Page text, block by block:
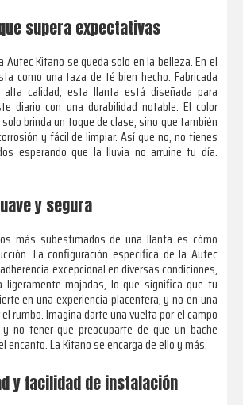
supera expectativas
Autec Kitano se queda solo en la belleza. En el
como una taza de té bien hecho. Fabricada
calidad, esta llanta está diseñada para
diario con una durabilidad notable. El color
brinda un toque de clase, sino que también
y fácil de limpiar. Así que no, no tienes
esperando que la lluvia no arruine tu día.
y segura
más subestimados de una llanta es cómo
La configuración específica de la Autec
excepcional en diversas condiciones,
ligeramente mojadas, lo que significa que tu
en una experiencia placentera, y no en una
rumbo. Imagina darte una vuelta por el campo
no tener que preocuparte de que un bache
encanto. La Kitano se encarga de ello y más.
y facilidad de instalación